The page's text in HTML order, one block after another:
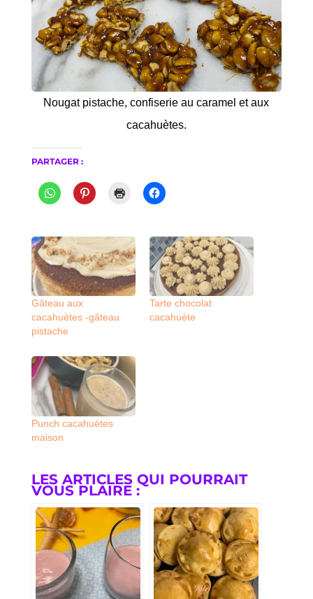
Nougat pistache, confiserie au caramel et aux
cacahuètes.
PARTAGER :
Gâteau aux
cacahuètes -gâteau
pistache
Tarte chocolat
cacahuète
Punch cacahuètes
maison
LES ARTICLES QUI POURRAIT
VOUS PLAIRE :